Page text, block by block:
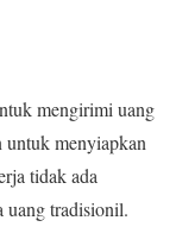
mengirimi uang
menyiapkan
tidak ada
uang tradisionil.